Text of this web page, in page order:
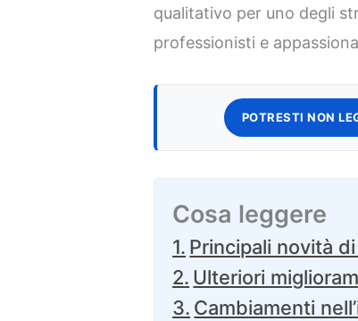
qualitativo per uno degli
professionisti e
POTRESTI NON
Cosa leggere
Principali novità
Ulteriori
Cambiamenti